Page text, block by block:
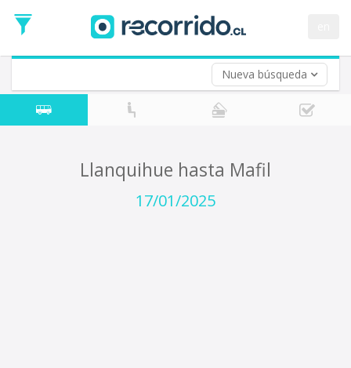
Nueva búsqueda
de
Ida
Vuelta (opcional)
Fecha
de
Llanquihue hasta Mafil
17/01/2025